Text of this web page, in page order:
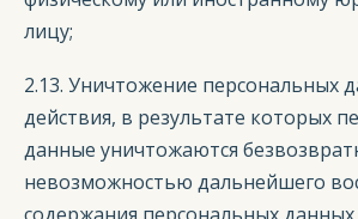
лицу;
2.13. Уничтожение персональных
действия, в результате которых
данные уничтожаются
невозможностью дальнейшего